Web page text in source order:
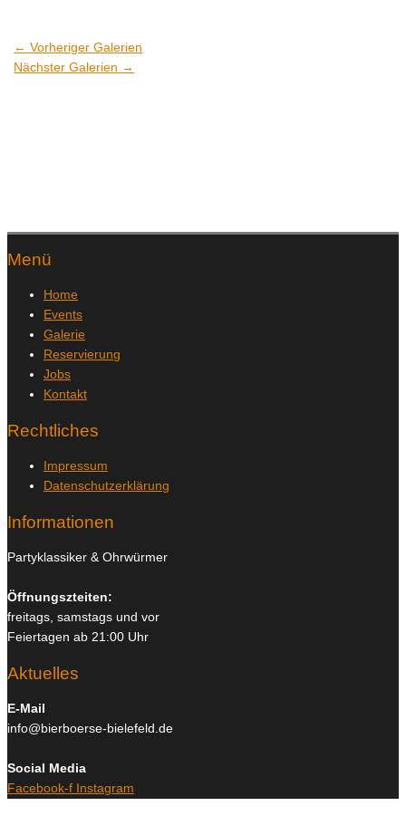
← Vorheriger Galerien
Nächster Galerien →
Menü
Home
Events
Galerie
Reservierung
Jobs
Kontakt
Rechtliches
Impressum
Datenschutzerklärung
Informationen
Partyklassiker & Ohrwürmer
Öffnungszteiten:
freitags, samstags und vor
Feiertagen ab 21:00 Uhr
Aktuelles
E-Mail
info@bierboerse-bielefeld.de
Social Media
Facebook-f Instagram